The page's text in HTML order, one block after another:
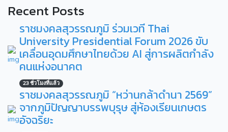
Recent Posts
ราชมงคลสุวรรณภูมิ ร่วมเวที Thai
University Presidential Forum 2026 ขับ
เคลื่อนอุดมศึกษาไทยด้วย AI สู่การผลิตกำลัง
คนแห่งอนาคต
23 ชั่วโมงที่แล้ว
ราชมงคลสุวรรณภูมิ “หว่านกล้าดำนา 2569”
จากภูมิปัญญาบรรพบุรุษ สู่ห้องเรียนเกษตร
อัจฉริยะ